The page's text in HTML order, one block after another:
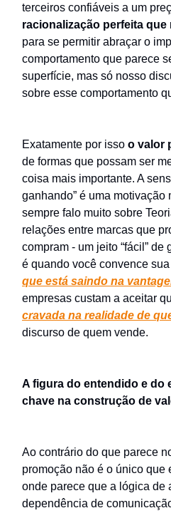
terceiros confiáveis a um
racionalização perfeita
para se permitir abraçar o
comportamento que parece
superfície, mas só nosso
sobre esse comportamento
Exatamente por isso o valor
de formas que possam ser
coisa mais importante. A
ganhando” é uma motivação
sempre falo muito sobre
relações entre marcas que
compram - um jeito “fácil”
é quando você convence
que está saindo na
empresas custam a aceitar
cravada na realidade de
discurso de quem vende.
A figura do entendido e do
chave na construção de
Ao contrário do que parece
promoção não é o único que
onde parece que a lógica de
dependência de